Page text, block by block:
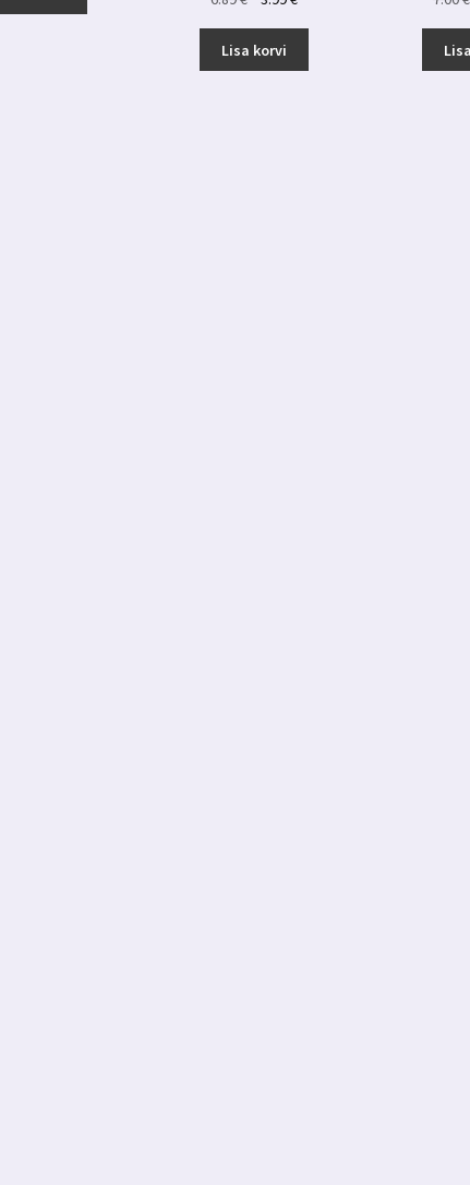
oli:
6.89 €. 3.99 €.
Lisa korvi